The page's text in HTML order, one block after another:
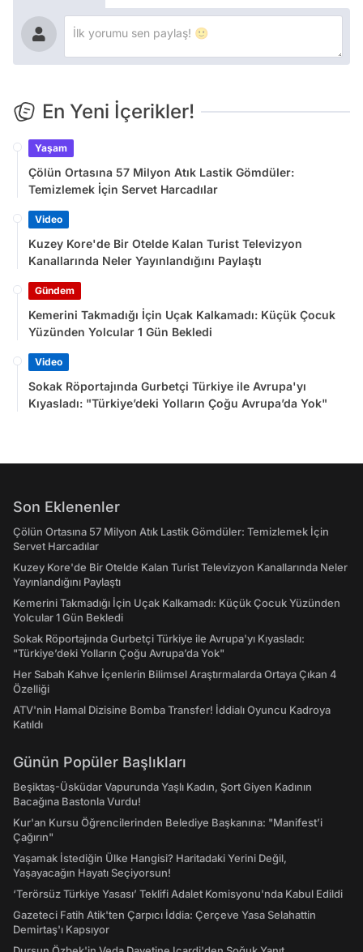
En Yeni İçerikler!
Yaşam
Çölün Ortasına 57 Milyon Atık Lastik Gömdüler:
Temizlemek İçin Servet Harcadılar
Video
Kuzey Kore'de Bir Otelde Kalan Turist Televizyon
Kanallarında Neler Yayınlandığını Paylaştı
Gündem
Kemerini Takmadığı İçin Uçak Kalkamadı: Küçük Çocuk
Yüzünden Yolcular 1 Gün Bekledi
Video
Sokak Röportajında Gurbetçi Türkiye ile Avrupa'yı
Kıyasladı: "Türkiye’deki Yolların Çoğu Avrupa’da Yok"
Son Eklenenler
Çölün Ortasına 57 Milyon Atık Lastik Gömdüler: Temizlemek İçin
Servet Harcadılar
Kuzey Kore'de Bir Otelde Kalan Turist Televizyon Kanallarında Neler
Yayınlandığını Paylaştı
Kemerini Takmadığı İçin Uçak Kalkamadı: Küçük Çocuk Yüzünden
Yolcular 1 Gün Bekledi
Sokak Röportajında Gurbetçi Türkiye ile Avrupa'yı Kıyasladı:
"Türkiye’deki Yolların Çoğu Avrupa’da Yok"
Her Sabah Kahve İçenlerin Bilimsel Araştırmalarda Ortaya Çıkan 4
Özelliği
ATV'nin Hamal Dizisine Bomba Transfer! İddialı Oyuncu Kadroya
Katıldı
Günün Popüler Başlıkları
Beşiktaş-Üsküdar Vapurunda Yaşlı Kadın, Şort Giyen Kadının
Bacağına Bastonla Vurdu!
Kur'an Kursu Öğrencilerinden Belediye Başkanına: "Manifest’i
Çağırın"
Yaşamak İstediğin Ülke Hangisi? Haritadaki Yerini Değil,
Yaşayacağın Hayatı Seçiyorsun!
‘Terörsüz Türkiye Yasası’ Teklifi Adalet Komisyonu'nda Kabul Edildi
Gazeteci Fatih Atik'ten Çarpıcı İddia: Çerçeve Yasa Selahattin
Demirtaş'ı Kapsıyor